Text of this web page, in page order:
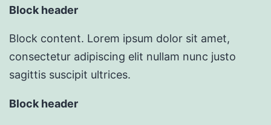
Block header
Block content. Lorem ipsum dolor sit amet,
consectetur adipiscing elit nullam nunc justo
sagittis suscipit ultrices.
Block header